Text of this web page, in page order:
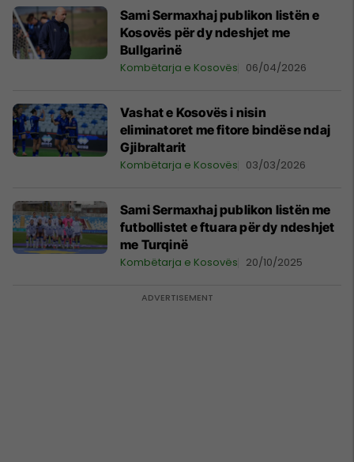
Sami Sermaxhaj publikon listën e
Kosovës për dy ndeshjet me
Bullgarinë
Kombëtarja e Kosovës 06/04/2026
Vashat e Kosovës i nisin
eliminatoret me fitore bindëse ndaj
Gjibraltarit
Kombëtarja e Kosovës 03/03/2026
Sami Sermaxhaj publikon listën me
futbollistet e ftuara për dy ndeshjet
me Turqinë
Kombëtarja e Kosovës 20/10/2025